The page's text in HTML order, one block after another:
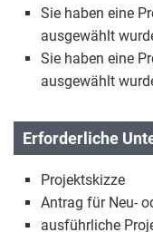
Sie haben eine
ausgewählt
Sie haben eine
ausgewählt
Erforderliche
Projektskizze
Antrag für Neu-
ausführliche